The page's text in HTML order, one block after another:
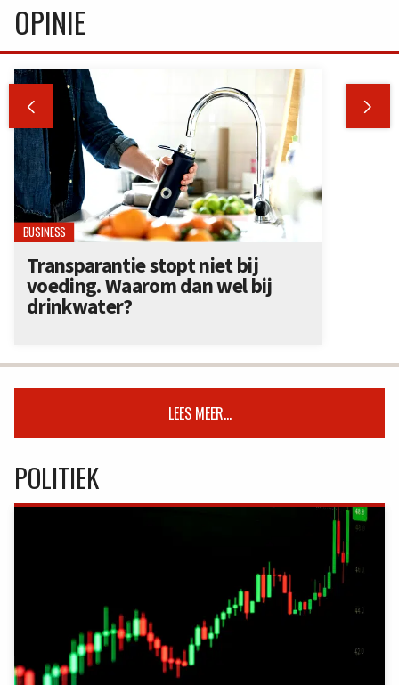
OPINIE
 
BUSINESS
Transparantie stopt niet bij
voeding. Waarom dan wel bij
drinkwater?
LEES MEER...
POLITIEK